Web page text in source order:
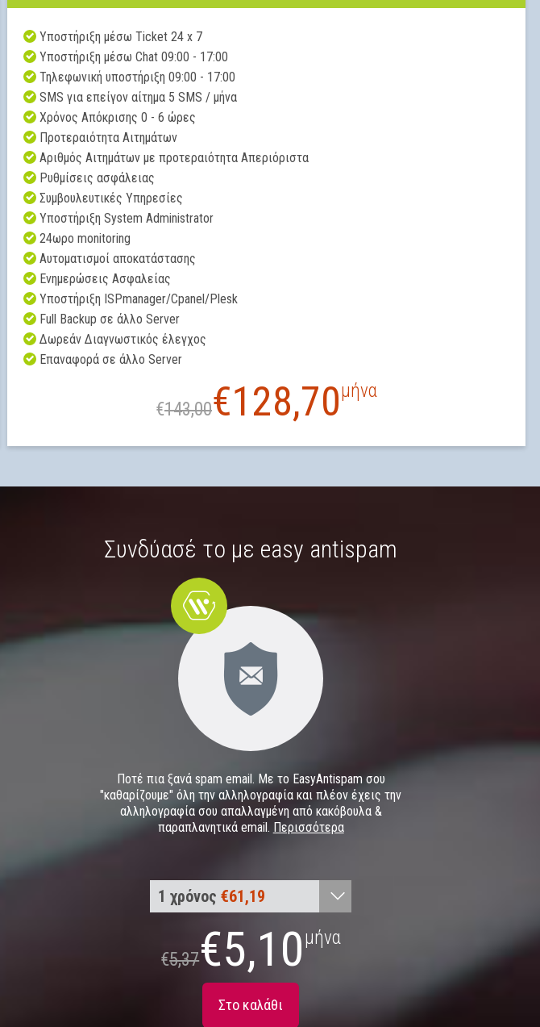
Υποστήριξη μέσω Ticket 24 x 7
Yποστήριξη μέσω Chat 09:00 - 17:00
Τηλεφωνική υποστήριξη 09:00 - 17:00
SMS για επείγον αίτημα 5 SMS / μήνα
Χρόνος Απόκρισης 0 - 6 ώρες
Προτεραιότητα Αιτημάτων
Αριθμός Αιτημάτων με προτεραιότητα Απεριόριστα
Ρυθμίσεις ασφάλειας
Συμβουλευτικές Υπηρεσίες
Υποστήριξη System Administrator
24ωρο monitoring
Αυτοματισμοί αποκατάστασης
Ενημερώσεις Ασφαλείας
Υποστήριξη ISPmanager/Cpanel/Plesk
Full Backup σε άλλο Server
Δωρεάν Διαγνωστικός έλεγχος
Επαναφορά σε άλλο Server
€143,00€128,70μήνα
Συνδύασέ το με easy antispam
Ποτέ πια ξανά spam email. Με το EasyAntispam σου
"καθαρίζουμε" όλη την αλληλογραφία και πλέον έχεις την
αλληλογραφία σου απαλλαγμένη από κακόβουλα &
παραπλανητικά email. Περισσότερα
1 μήνας€5,37
3 μήνες€16,10
6 μήνες
1 χρόνος€61,19
€5,37€5,10μήνα
Στο καλάθι